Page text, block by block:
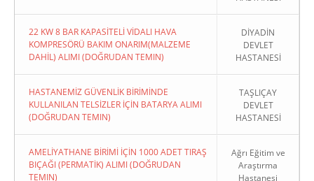
22 KW 8 BAR KAPASİTELİ VİDALI HAVA
KOMPRESÖRÜ BAKIM ONARIM(MALZEME
DAHİL) ALIMI (DOĞRUDAN TEMIN)
DİYADİN
DEVLET
HASTANESİ
HASTANEMİZ GÜVENLİK BİRİMİNDE
KULLANILAN TELSİZLER İÇİN BATARYA ALIMI
(DOĞRUDAN TEMIN)
TAŞLIÇAY
DEVLET
HASTANESİ
AMELİYATHANE BİRİMİ İÇİN 1000 ADET TIRAŞ
BIÇAĞI (PERMATİK) ALIMI (DOĞRUDAN
TEMIN)
Ağrı Eğitim ve
Araştırma
Hastanesi